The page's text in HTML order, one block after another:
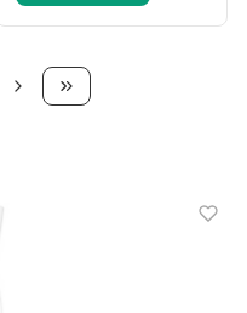
Przejdź do ostatniej